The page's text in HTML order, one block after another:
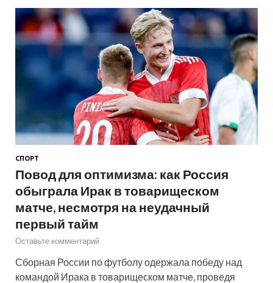
СПОРТ
Повод для оптимизма: как Россия
обыграла Ирак в товарищеском
матче, несмотря на неудачный
первый тайм
Оставьте комментарий
Сборная России по футболу одержала победу над
командой Ирака в товарищеском матче, проведя